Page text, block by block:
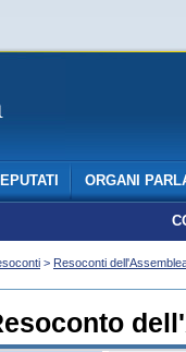
ORGANI
> Resoconti